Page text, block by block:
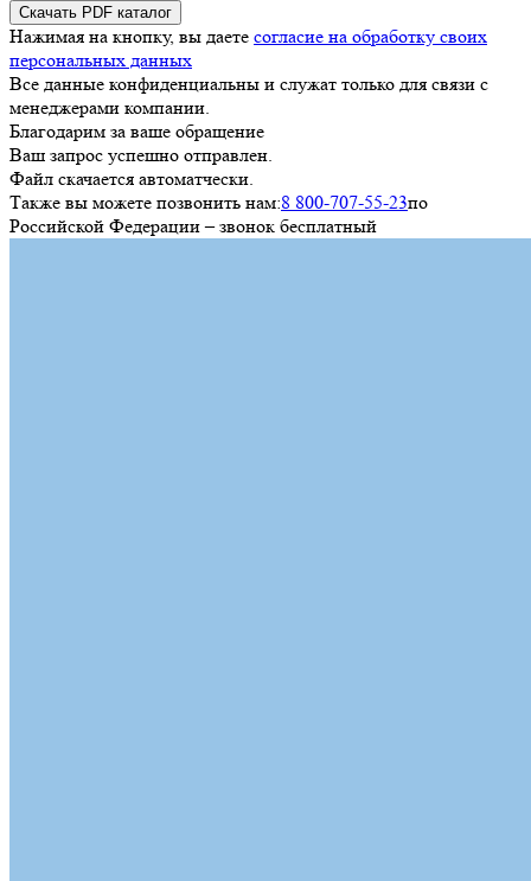
Скачать PDF каталог
Нажимая на кнопку, вы даете согласие на обработку своих
персональных данных
Все данные конфиденциальны и служат только для связи с
менеджерами компании.
Благодарим за ваше обращение
Ваш запрос успешно отправлен.
Файл скачается автоматчески.
Также вы можете позвонить нам:8 800-707-55-23по
Российской Федерации – звонок бесплатный